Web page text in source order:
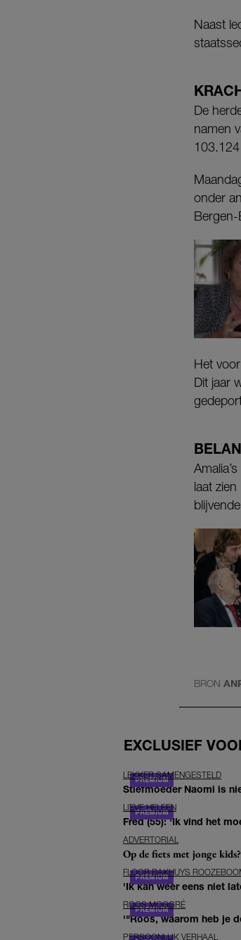
Naast
De
namen
onder
Bergen-
Het
Dit jaar
laat
BRON
EXCLUSIEF
LEKKER SAMENGESTELD
Stiefmoeder Naomi is
LIEVE HELEEN
Fred (55): 'Ik vind het
ADVERTORIAL
Op de fiets met jonge
FLOOR BAKHUYS
'Ik kan weer eens niet
ROOS MOGGRÉ
'"Roos, waarom heb je
PERSOONLIJK VERHAAL